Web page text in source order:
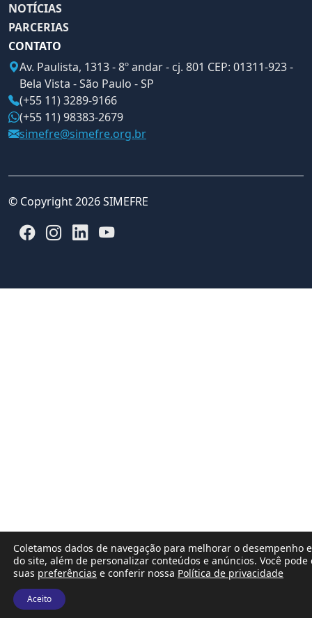
NOTÍCIAS
PARCERIAS
CONTATO
Av. Paulista, 1313 - 8º andar - cj. 801 CEP: 01311-923 -
Bela Vista - São Paulo - SP
(+55 11) 3289-9166
(+55 11) 98383-2679
simefre@simefre.org.br
© Copyright 2026 SIMEFRE
Coletamos dados de navegação para melhorar o desempenho
do site, além de personalizar conteúdos e anúncios. Você
suas preferências e conferir nossa Política de privacidade
Aceito